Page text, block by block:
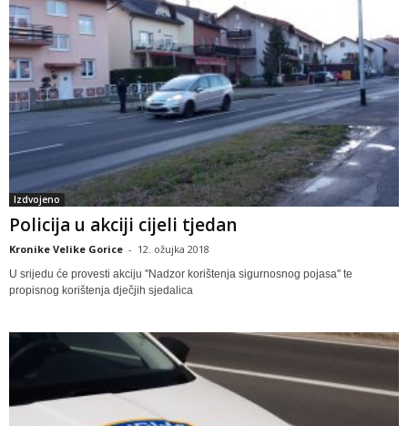
Izdvojeno
Policija u akciji cijeli tjedan
Kronike Velike Gorice - 12. ožujka 2018
U srijedu će provesti akciju ''Nadzor korištenja sigurnosnog pojasa'' te
propisnog korištenja dječjih sjedalica